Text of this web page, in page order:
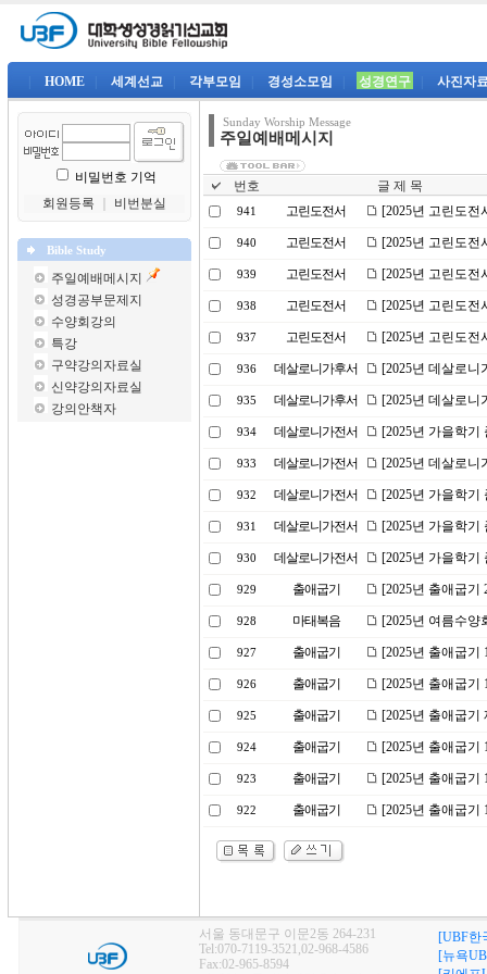
HOME 세계선교 각부모임 경성소모임 성경연구 사진자
비밀번호 기억
회원등록
비번분실
Bible Study
주일예배메시지
성경공부문제지
수양회강의
특강
구약강의자료실
신약강의자료실
강의안책자
Sunday Worship Message
주일예배메시지
번호 글 제 목
941 고린도전서 [2025년 고린도전
940 고린도전서 [2025년 고린도전
939 고린도전서 [2025년 고린도전
938 고린도전서 [2025년 고린도전
937 고린도전서 [2025년 고린도전
936 데살로니가후서 [2025년 데살로니
935 데살로니가후서 [2025년 데살로니
934 데살로니가전서 [2025년 가을학기
933 데살로니가전서 [2025년 데살로니
932 데살로니가전서 [2025년 가을학
931 데살로니가전서 [2025년 가을학기
930 데살로니가전서 [2025년 가을학기
929 출애굽기 [2025년 출애굽기
928 마태복음 [2025년 여름수양
927 출애굽기 [2025년 출애굽기
926 출애굽기 [2025년 출애굽기
925 출애굽기 [2025년 출애굽기
924 출애굽기 [2025년 출애굽기
923 출애굽기 [2025년 출애굽기
922 출애굽기 [2025년 출애굽기
서울 동대문구 이문2동 264-231
Tel:070-7119-3521,02-968-4586
Fax:02-965-8594
[UBF한
[뉴욕